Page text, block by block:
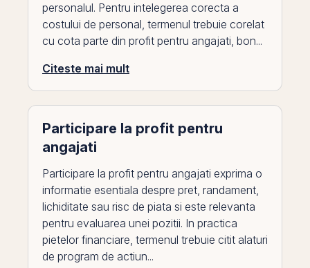
personalul. Pentru intelegerea corecta a
costului de personal, termenul trebuie corelat
cu cota parte din profit pentru angajati, bon...
Citeste mai mult
Participare la profit pentru
angajati
Participare la profit pentru angajati exprima o
informatie esentiala despre pret, randament,
lichiditate sau risc de piata si este relevanta
pentru evaluarea unei pozitii. In practica
pietelor financiare, termenul trebuie citit alaturi
de program de actiun...